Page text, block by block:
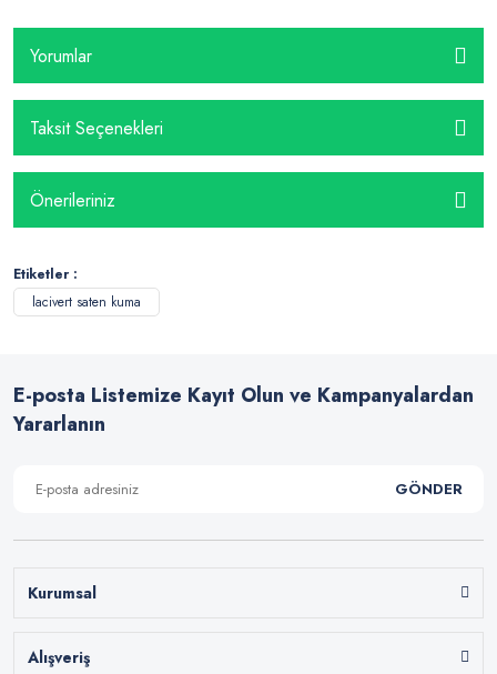
Yorumlar
Taksit Seçenekleri
Önerileriniz
Etiketler :
lacivert saten kuma
E-posta Listemize Kayıt Olun ve Kampanyalardan
Yararlanın
GÖNDER
Kurumsal
Alışveriş